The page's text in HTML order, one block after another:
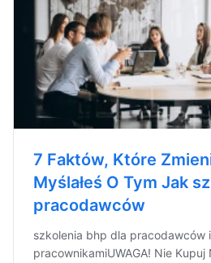
7 Faktów, Które
Myślałeś O Tym Jak
pracodawców
szkolenia bhp dla pracodawców
pracownikamiUWAGA! Nie Kupuj